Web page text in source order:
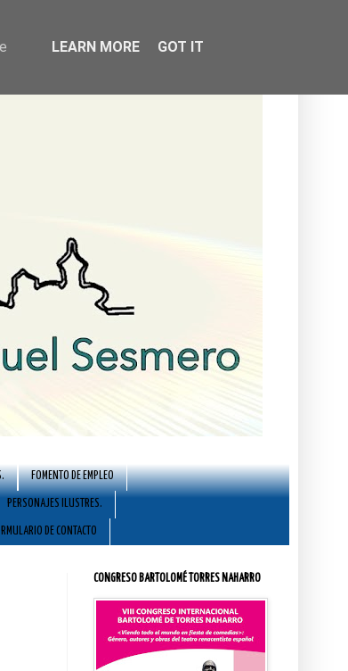
FOMENTO DE EMPLEO
PERSONAJES ILUSTRES.
DE CONTACTO
CONGRESO BARTOLOMÉ TORRES NAHARRO
LEARN MORE GOT IT